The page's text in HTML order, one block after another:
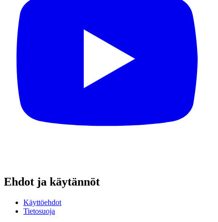
Ehdot ja käytännöt
Käyttöehdot
Tietosuoja